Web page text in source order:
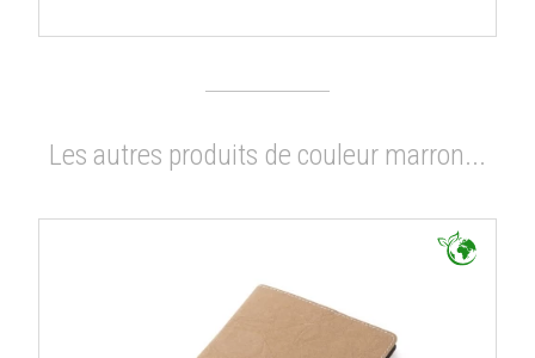
Les autres produits de couleur marron...